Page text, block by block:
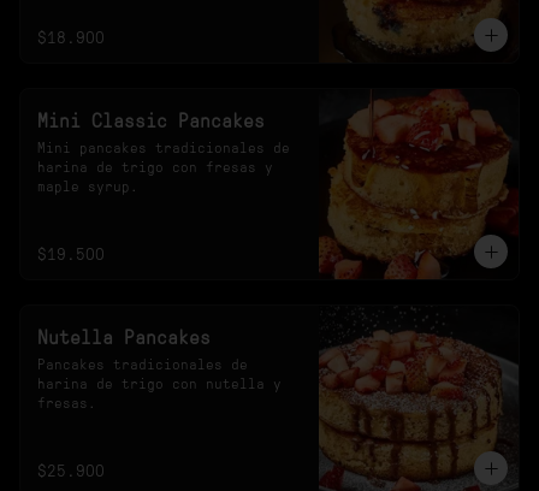
$18.900
Mini Classic Pancakes
Mini pancakes tradicionales de
harina de trigo con fresas y
maple syrup.
$19.500
Nutella Pancakes
Pancakes tradicionales de
harina de trigo con nutella y
fresas.
$25.900